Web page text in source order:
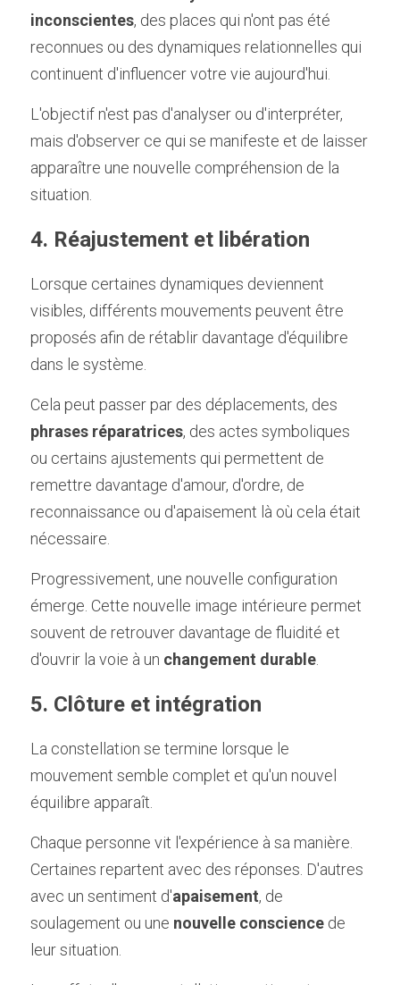
inconscientes, des places qui n'ont pas été
reconnues ou des dynamiques relationnelles qui
continuent d'influencer votre vie aujourd'hui.
L'objectif n'est pas d'analyser ou d'interpréter,
mais d'observer ce qui se manifeste et de laisser
apparaître une nouvelle compréhension de la
situation.
4. Réajustement et libération
Lorsque certaines dynamiques deviennent
visibles, différents mouvements peuvent être
proposés afin de rétablir davantage d'équilibre
dans le système.
phrases réparatrices, des actes symboliques
ou certains ajustements qui permettent de
remettre davantage d'amour, d'ordre, de
reconnaissance ou d'apaisement là où cela était
nécessaire.
Progressivement, une nouvelle configuration
émerge. Cette nouvelle image intérieure permet
souvent de retrouver davantage de fluidité et
d'ouvrir la voie à un changement durable
5. Clôture et intégration
La constellation se termine lorsque le
mouvement semble complet et qu'un nouvel
équilibre apparaît.
Chaque personne vit l'expérience à sa manière.
Certaines repartent avec des réponses. D'autres
avec un sentiment d'apaisement, de
soulagement ou une nouvelle conscience de
leur situation.